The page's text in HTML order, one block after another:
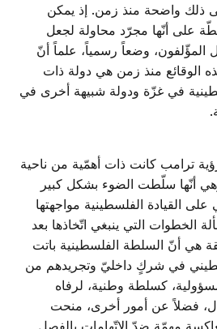
ذلك واضحة منذ زمن. إذ يمكن
على أنّها مجرّد محاولة لجعل
المؤّلفون، وضعاً رسمياً، علماً أنّ
الوقائع منذ زمن هي دولة ذات
في غزّة ودولة شبيهة أخرى في
ترامب كانت ذات أهمّية من ناحية
وهي أنّها سلّطت الضوء بشكل كبير
القيادة الفلسطينية مواجهتها
الخطوات التي ينبغي اتّخاذها بعد
هي أنّ السلطة الفلسطينية باتت
في شركٍ داخليّ وتجريدهم من
كسلطة وطنية، لرفاه
فضلاً عن أمور أخرى، منحت